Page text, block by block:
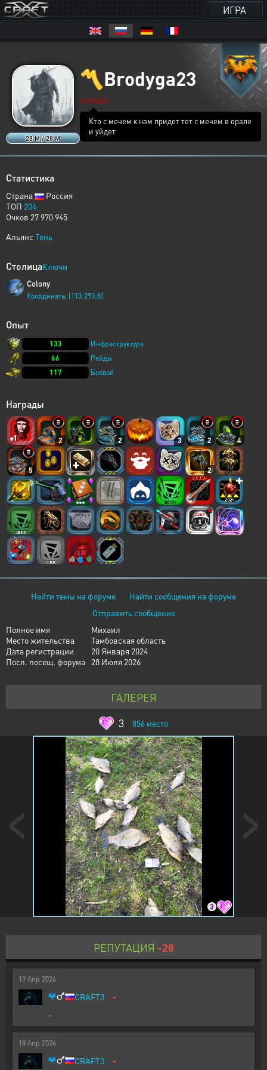
ИГРА
28 M / 28 M
〽️Brodyga23
HUMANS
Кто с мечем к нам придет тот с мечем в орале
и уйдет
Статистика
Страна
Россия
ТОП 204
Очков 27 970 945
Альянс Тень
СтолицаКлючи
Colony
Координаты [113:293:8]
Опыт
133
Инфраструктура
66
Рейды
117
Боевой
Награды
2 2 3 2 4
5 2
Найти темы на форуме
Найти сообщения на форуме
Отправить сообщение
Полное имя
Михаил
Место жительства
Тамбовская область
Дата регистрации
20 Января 2024
Посл. посещ. форума
28 Июля 2026
ГАЛЕРЕЯ
3
856 место
3
РЕПУТАЦИЯ -28
19 Апр 2026
CRAFT3 -
-
18 Апр 2026
CRAFT3 -